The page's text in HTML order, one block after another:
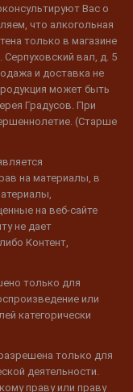
Вас о
что алкогольная
только в магазине
Серпуховский вал, д. 5
и доставка не
может быть
Градусов. При
(Старше
на материалы, в
на веб-сайте
не дает
Контент,
только для
или
категорически
только для
деятельности.
праву или праву